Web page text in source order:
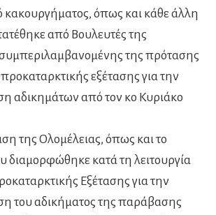
κακουργήματος, όπως και κάθε άλλη
από Βουλευτές της
της πρότασης
προκαταρκτικής εξέτασης για την
αδικημάτων από τον κο Κυριάκο
της Ολομέλειας, όπως και το
διαμορφώθηκε κατά τη λειτουργία
Εξέτασης για την
του αδικήματος της παράβασης